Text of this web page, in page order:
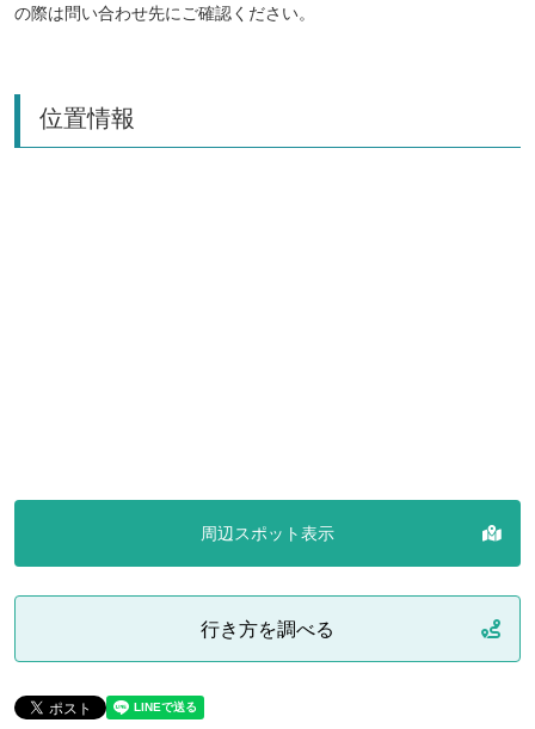
の際は問い合わせ先にご確認ください。
位置情報
周辺スポット表示
行き方を調べる